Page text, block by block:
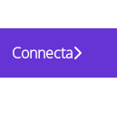
Connecta